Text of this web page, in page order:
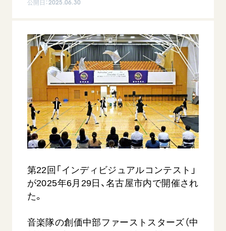
聖典
日蓮大聖人の仏法（教学入門）
釈尊～法華経
日蓮大聖人
創価学会の三代会長
初代会長・牧口常三郎先生
第2代会長・戸田城聖先生
第3代会長・池田大作先生
座談会
仏法を学ぶ
仏法を語る
主な行事
年間の活動について
友人葬
彼岸
「平和の文化」を構築
核兵器の廃絶に向け連帯を拡大
「人権文化」「ジェンダー平等」を促進
「持続可能な開発目標（SDGs）」の取り組み
人道支援
音楽活動
展示活動
図書贈呈
世界の創価学会
各国ウェブサイト
世界の創価学会の歴史
基本情報
創価学会 会憲
創価学会 会則
創価学会 社会憲章
会長・理事長・各部長の紹介
沿革
入会について
会員サポート
座談会御書ｅ講義
御書検索［新版］
関連リンク
創価学会総本部
墓地公園・納骨堂
聖教電子版
聖教ブックストア
ご意見
ご利用にあたって
第22回「インディビジュアルコンテスト」
が2025年6月29日、名古屋市内で開催され
た。
音楽隊の創価中部ファーストスターズ（中